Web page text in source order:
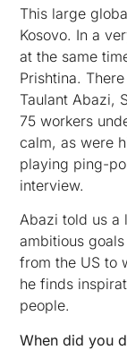
This large
Kosovo. In a
at the same
Prishtina.
Taulant Abazi,
75 workers
calm, as were
playing ping-
interview.
Abazi told us a
ambitious
from the US to
he finds
people.
When did you